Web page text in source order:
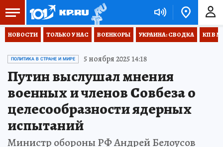
НОВОСТИ ТОЛЬКО У НАС ВОЕНКОРЫ УКРАИНА: СВОДКА КП В
ПОЛИТИКА В СТРАНЕ И МИРЕ 5 ноября 2025 14:18
Путин выслушал мнения
военных и членов Совбеза о
целесообразности ядерных
испытаний
Министр обороны РФ Андрей Белоусов